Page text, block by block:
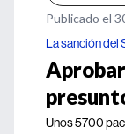
Publicado el
La sanción del
Unos 5700